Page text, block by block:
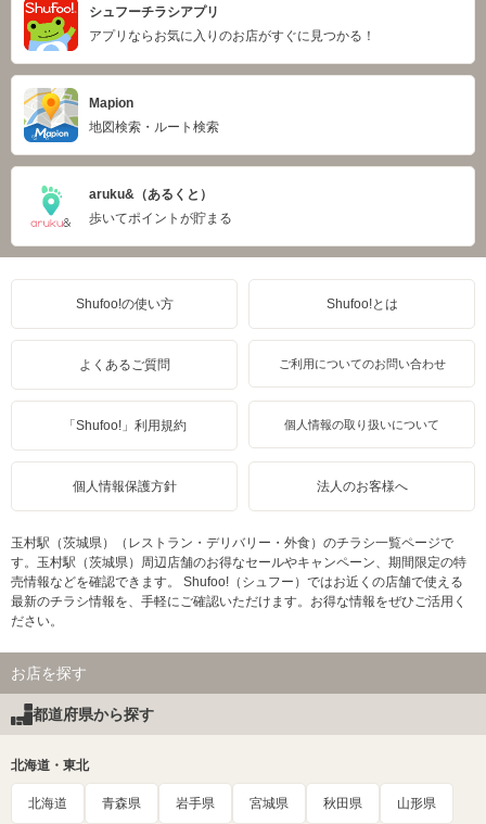
シュフーチラシアプリ
アプリならお気に入りのお店がすぐに見つかる！
Mapion
地図検索・ルート検索
aruku&（あるくと）
歩いてポイントが貯まる
Shufoo!の使い方 Shufoo!とは
よくあるご質問 ご利用についてのお問い合わせ
「Shufoo!」利用規約 個人情報の取り扱いについて
個人情報保護方針 法人のお客様へ
玉村駅（茨城県）（レストラン・デリバリー・外食）のチラシ一覧ページで
す。玉村駅（茨城県）周辺店舗のお得なセールやキャンペーン、期間限定の特
売情報などを確認できます。 Shufoo!（シュフー）ではお近くの店舗で使える
最新のチラシ情報を、手軽にご確認いただけます。お得な情報をぜひご活用く
ださい。
お店を探す
都道府県から探す
北海道・東北
北海道 青森県 岩手県 宮城県 秋田県 山形県